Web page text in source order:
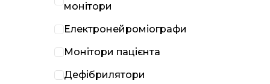
монітори
Електронейроміографи
Монітори пацієнта
Дефібрилятори